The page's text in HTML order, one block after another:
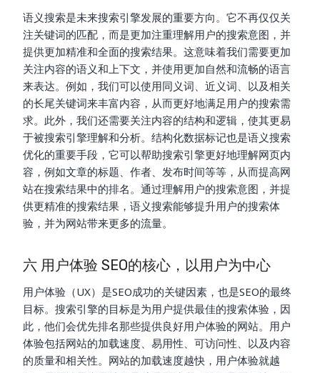
语义搜索是未来搜索引擎发展的重要方向。它不再仅仅关
注关键词的匹配，而是更加注重理解用户的搜索意图，并
提供更加精准和全面的搜索结果。这意味着我们需要更加
关注内容的语义和上下文，并使用更加自然和流畅的语言
来表达。例如，我们可以使用同义词、近义词、以及相关
的长尾关键词来丰富内容，从而更好地满足用户的搜索需
求。此外，我们还需要关注内容的结构和逻辑，使其更易
于被搜索引擎理解和分析。结构化数据标记也是语义搜索
优化的重要手段，它可以帮助搜索引擎更好地理解网页内
容，例如文章的标题、作者、发布时间等等，从而提高网
站在搜索结果中的排名。通过理解用户的搜索意图，并提
供更精准的搜索结果，语义搜索能够提升用户的搜索体
验，并为网站带来更多的流量。
六 用户体验 SEO的核心，以用户为中心
用户体验（UX）是SEO成功的关键因素，也是SEO的最终
目标。搜索引擎的目标是为用户提供最佳的搜索体验，因
此，他们会优先排名那些提供良好用户体验的网站。用户
体验包括网站的加载速度、易用性、可访问性、以及内容
的质量和相关性。网站的加载速度越快，用户体验就越